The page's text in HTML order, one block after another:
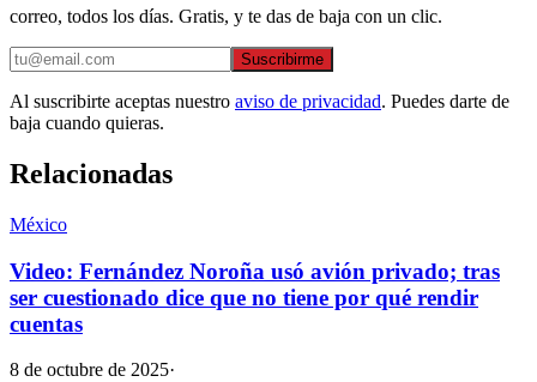
correo, todos los días. Gratis, y te das de baja con un clic.
Suscribirme
Al suscribirte aceptas nuestro aviso de privacidad. Puedes darte de
baja cuando quieras.
Relacionadas
México
Video: Fernández Noroña usó avión privado; tras
ser cuestionado dice que no tiene por qué rendir
cuentas
8 de octubre de 2025·